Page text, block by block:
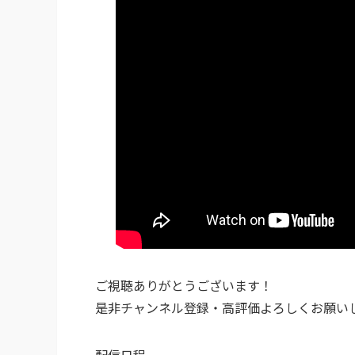
ご視聴ありがとうございます！
是非チャンネル登録・高評価よろしくお願い